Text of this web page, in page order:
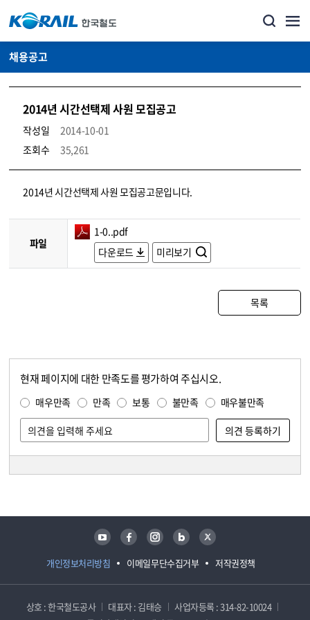
채용공고
2014년 시간선택제 사원 모집공고
작성일
2014-10-01
조회수
35,261
코레일소개_경영공시_채용공고 상세보기 – 내용, 파일, 담당자 연락처로 구성
2014년 시간선택제 사원 모집공고문입니다.
파일
1-0..pdf
다운로드
미리보기
목록
현재 페이지에 대한 만족도를 평가하여 주십시오.
매우만족 만족 보통 불만족 매우불만족
개인정보처리방침 이메일무단수집거부 저작권정책
유튜브 페이스북 인스타그램 블로그 트위터
상호 : 한국철도공사 대표자 : 김태승
사업자등록 : 314-82-10024